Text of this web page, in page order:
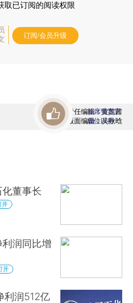
取已订阅的阅读权限
订阅/会员升级
责任编辑：黄凯茜
版面编辑：吴秋晗
首席赞赏官
虚位以待
董事长
开
润同比增
开
利润512亿